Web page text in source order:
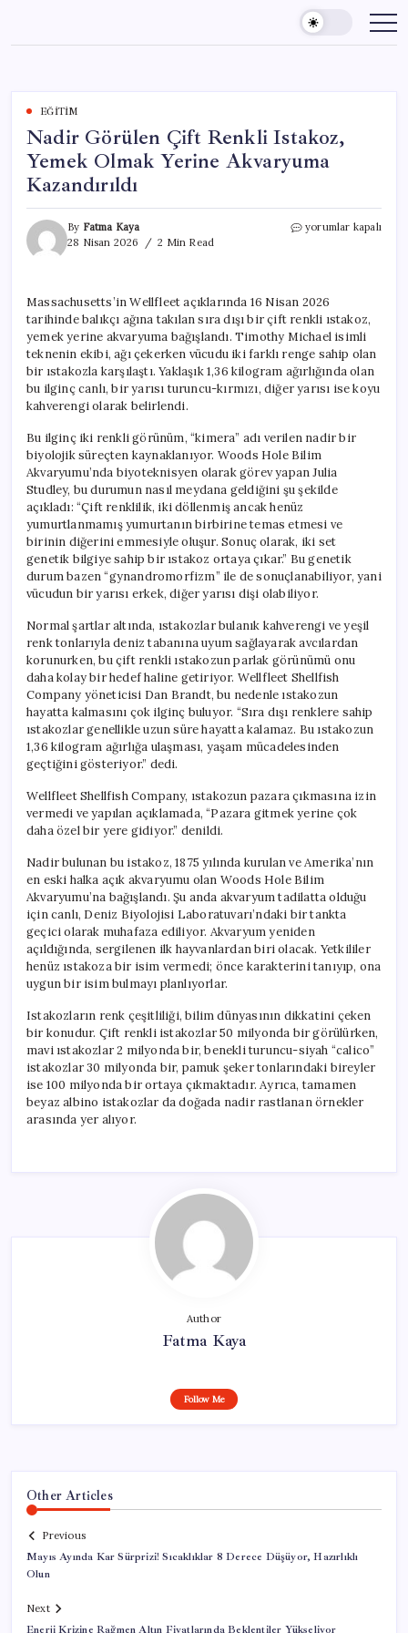
content
EĞITIM
Nadir Görülen Çift Renkli Istakoz,
Yemek Olmak Yerine Akvaryuma
Kazandırıldı
By Fatma Kaya
28 Nisan 2026
2 Min Read
Nadir
Yemek
Olmak
Yerine
Akvaryuma
Kazandırıldı
için
yorumlar kapalı
Massachusetts’in Wellfleet açıklarında 16 Nisan 2026
tarihinde balıkçı ağına takılan sıra dışı bir çift renkli ıstakoz,
yemek yerine akvaryuma bağışlandı. Timothy Michael isimli
teknenin ekibi, ağı çekerken vücudu iki farklı renge sahip olan
bir ıstakozla karşılaştı. Yaklaşık 1,36 kilogram ağırlığında olan
bu ilginç canlı, bir yarısı turuncu-kırmızı, diğer yarısı ise koyu
kahverengi olarak belirlendi.
Bu ilginç iki renkli görünüm, “kimera” adı verilen nadir bir
biyolojik süreçten kaynaklanıyor. Woods Hole Bilim
Akvaryumu’nda biyoteknisyen olarak görev yapan Julia
Studley, bu durumun nasıl meydana geldiğini şu şekilde
açıkladı: “Çift renklilik, iki döllenmiş ancak henüz
yumurtlanmamış yumurtanın birbirine temas etmesi ve
birinin diğerini emmesiyle oluşur. Sonuç olarak, iki set
genetik bilgiye sahip bir ıstakoz ortaya çıkar.” Bu genetik
durum bazen “gynandromorfizm” ile de sonuçlanabiliyor, yani
vücudun bir yarısı erkek, diğer yarısı dişi olabiliyor.
Normal şartlar altında, ıstakozlar bulanık kahverengi ve yeşil
renk tonlarıyla deniz tabanına uyum sağlayarak avcılardan
korunurken, bu çift renkli ıstakozun parlak görünümü onu
daha kolay bir hedef haline getiriyor. Wellfleet Shellfish
Company yöneticisi Dan Brandt, bu nedenle ıstakozun
hayatta kalmasını çok ilginç buluyor. “Sıra dışı renklere sahip
ıstakozlar genellikle uzun süre hayatta kalamaz. Bu ıstakozun
1,36 kilogram ağırlığa ulaşması, yaşam mücadelesinden
geçtiğini gösteriyor.” dedi.
Wellfleet Shellfish Company, ıstakozun pazara çıkmasına izin
vermedi ve yapılan açıklamada, “Pazara gitmek yerine çok
daha özel bir yere gidiyor.” denildi.
Nadir bulunan bu istakoz, 1875 yılında kurulan ve Amerika’nın
en eski halka açık akvaryumu olan Woods Hole Bilim
Akvaryumu’na bağışlandı. Şu anda akvaryum tadilatta olduğu
için canlı, Deniz Biyolojisi Laboratuvarı’ndaki bir tankta
geçici olarak muhafaza ediliyor. Akvaryum yeniden
açıldığında, sergilenen ilk hayvanlardan biri olacak. Yetkililer
henüz ıstakoza bir isim vermedi; önce karakterini tanıyıp, ona
uygun bir isim bulmayı planlıyorlar.
Istakozların renk çeşitliliği, bilim dünyasının dikkatini çeken
bir konudur. Çift renkli istakozlar 50 milyonda bir görülürken,
mavi ıstakozlar 2 milyonda bir, benekli turuncu-siyah “calico”
istakozlar 30 milyonda bir, pamuk şeker tonlarındaki bireyler
ise 100 milyonda bir ortaya çıkmaktadır. Ayrıca, tamamen
beyaz albino istakozlar da doğada nadir rastlanan örnekler
arasında yer alıyor.
Author
Fatma Kaya
Follow Me
Other Articles
Previous
Mayıs Ayında Kar Sürprizi! Sıcaklıklar 8 Derece Düşüyor, Hazırlıklı
Olun
Next
Enerji Krizine Rağmen Altın Fiyatlarında Beklentiler Yükseliyor